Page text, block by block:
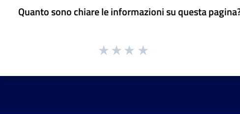
Quanto sono chiare le informazioni su questa